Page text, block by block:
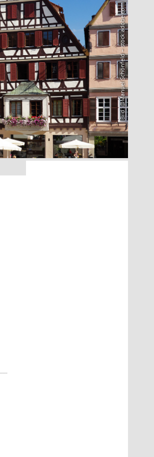
Bild: @Manuel Schönfeld – stock.adobe.com